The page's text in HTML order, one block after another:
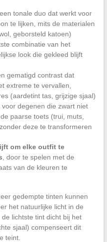
tonale duo dat werkt voor
te lijken, mits de materialen
geborsteld katoen)
combinatie van het
look die gekleed blijft
gematigd contrast dat
extreme te vervallen,
(aardetint tas, grijzige sjaal)
degenen die zwart niet
paarse toets (trui, muts,
deze te transformeren
om elke outfit te
, door te spelen met de
van de kleuren te
gedempte tinten kunnen
het natuurlijke licht in de
lichtste tint dicht bij het
sjaal) compenseert dit
teint.